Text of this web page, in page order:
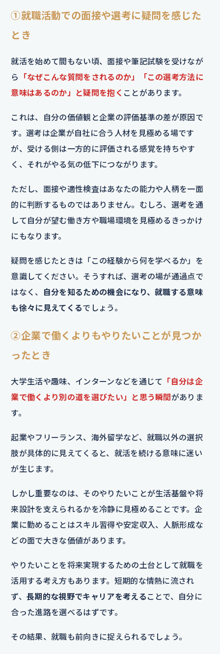
①就職活動での面接や選考に疑問を感じた
とき
就活を始めて間もない頃、面接や筆記試験を受けなが
ら
「なぜこんな質問をされるのか」「この選考方法に
意味はあるのか」と疑問を抱く ことがあります。
これは、自分の価値観と企業の評価基準の差が原因で
す。選考は企業が自社に合う人材を見極める場です
が、受ける側は一方的に評価される感覚を持ちやす
く、それがやる気の低下につながります。
ただし、面接や適性検査はあなたの能力や人柄を一面
的に判断するものではありません。むしろ、選考を通
して自分が望む働き方や職場環境を見極めるきっかけ
にもなります。
疑問を感じたときは「この経験から何を学べるか」を
意識してください。そうすれば、選考の場が通過点で
はなく、
自分を知るための機会になり、就職する意味
も徐々に見えてくるでしょう。
②企業で働くよりもやりたいことが見つか
ったとき
大学生活や趣味、インターンなどを通じて 「自分は企
業で働くより別の道を選びたい」と思う瞬間がありま
す。
起業やフリーランス、海外留学など、就職以外の選択
肢が具体的に見えてくると、就活を続ける意味に迷い
が生じます。
しかし重要なのは、そのやりたいことが生活基盤や将
来設計を支えられるかを冷静に見極めることです。企
業に勤めることはスキル習得や安定収入、人脈形成な
どの面で大きな価値があります。
やりたいことを将来実現するための土台として就職を
活用する考え方もあります。短期的な情熱に流され
ず、長期的な視野でキャリアを考える ことで、自分に
合った進路を選べるはずです。
その結果、就職も前向きに捉えられるでしょう。